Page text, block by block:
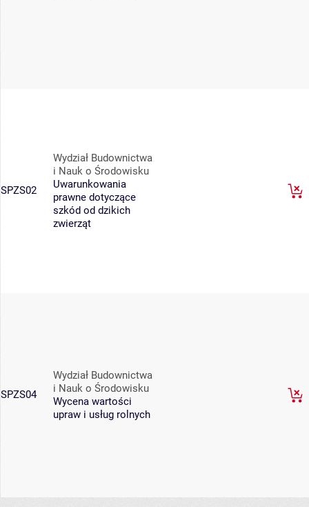
SPZS02
Wydział Budownictwa
i Nauk o Środowisku
Uwarunkowania
prawne dotyczące
szkód od dzikich
zwierząt
SPZS04
Wydział Budownictwa
i Nauk o Środowisku
Wycena wartości
upraw i usług rolnych